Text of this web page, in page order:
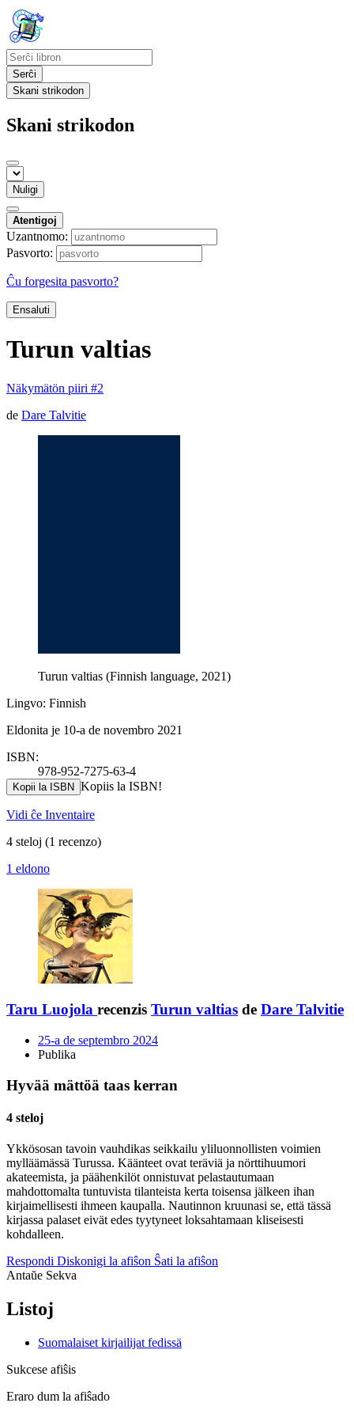
Serĉi
Skani strikodon
Skani strikodon
Nuligi
Atentigoj
Uzantnomo:
Pasvorto:
Ĉu forgesita pasvorto?
Ensaluti
Turun valtias
Näkymätön piiri #2
de Dare Talvitie
Turun valtias (Finnish language, 2021)
Lingvo: Finnish
Eldonita je 10-a de novembro 2021
ISBN:
978-952-7275-63-4
Kopii la ISBN Kopiis la ISBN!
Vidi ĉe Inventaire
4 steloj (1 recenzo)
1 eldono
Taru Luojola recenzis Turun valtias de Dare Talvitie
25-a de septembro 2024
Publika
Hyvää mättöä taas kerran
4 steloj
Ykkösosan tavoin vauhdikas seikkailu yliluonnollisten voimien
mylläämässä Turussa. Käänteet ovat teräviä ja nörttihuumori
akateemista, ja päähenkilöt onnistuvat pelastautumaan
mahdottomalta tuntuvista tilanteista kerta toisensa jälkeen ihan
kirjaimellisesti ihmeen kaupalla. Nautinnon kruunasi se, että tässä
kirjassa palaset eivät edes tyytyneet loksahtamaan kliseisesti
kohdalleen.
Respondi Diskonigi la afiŝon Ŝati la afiŝon
Antaŭe Sekva
Listoj
Suomalaiset kirjailijat fedissä
Sukcese afiŝis
Eraro dum la afiŝado